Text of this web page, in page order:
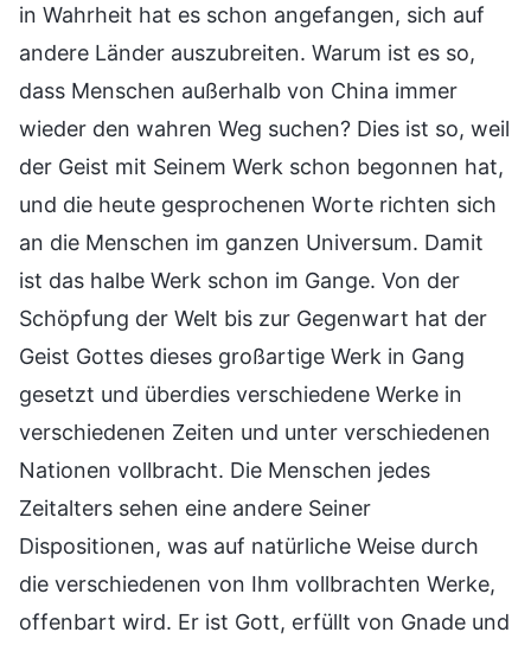
in Wahrheit hat es schon angefangen, sich auf
andere Länder auszubreiten. Warum ist es so,
dass Menschen außerhalb von China immer
wieder den wahren Weg suchen? Dies ist so, weil
der Geist mit Seinem Werk schon begonnen hat,
und die heute gesprochenen Worte richten sich
an die Menschen im ganzen Universum. Damit
ist das halbe Werk schon im Gange. Von der
Schöpfung der Welt bis zur Gegenwart hat der
Geist Gottes dieses großartige Werk in Gang
gesetzt und überdies verschiedene Werke in
verschiedenen Zeiten und unter verschiedenen
Nationen vollbracht. Die Menschen jedes
Zeitalters sehen eine andere Seiner
Dispositionen, was auf natürliche Weise durch
die verschiedenen von Ihm vollbrachten Werke,
offenbart wird. Er ist Gott, erfüllt von Gnade und